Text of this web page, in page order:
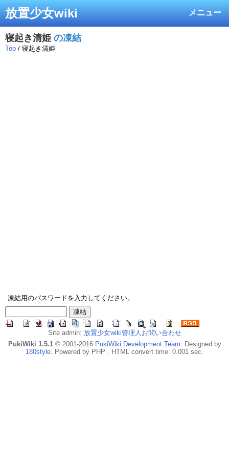
メニュー
放置少女wiki
寝起き清姫 の凍結
Top / 寝起き清姫
凍結用のパスワードを入力してください。
Site admin: 放置少女wiki管理人お問い合わせ
PukiWiki 1.5.1© 2001-2016 PukiWiki Development Team. Designed by
180style. Powered by PHP . HTML convert time: 0.001 sec.